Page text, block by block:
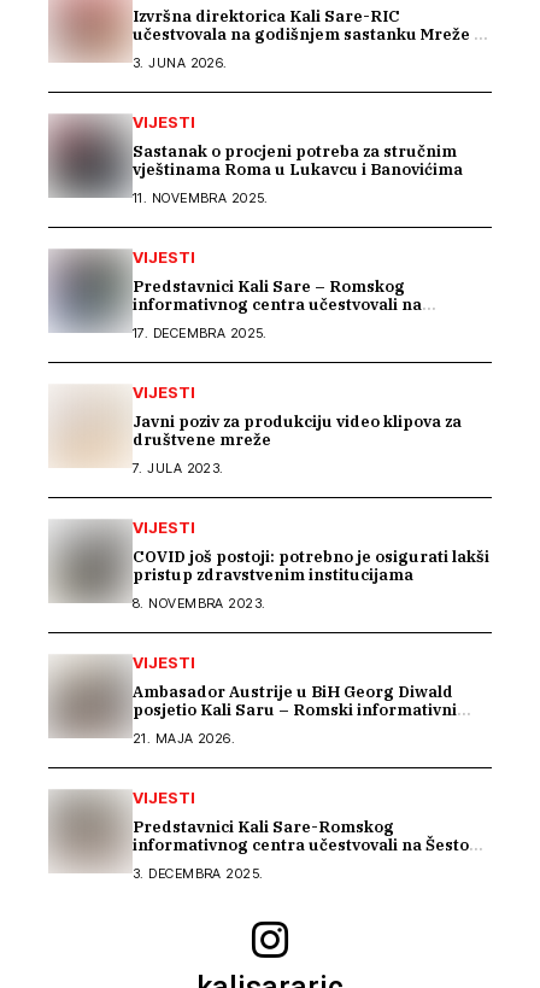
Izvršna direktorica Kali Sare-RIC
učestvovala na godišnjem sastanku Mreže za
3. JUNA 2026.
VIJESTI
Sastanak o procjeni potreba za stručnim
vještinama Roma u Lukavcu i Banovićima
11. NOVEMBRA 2025.
VIJESTI
Predstavnici Kali Sare – Romskog
informativnog centra učestvovali na
programa o rodnoj ravnopravnosti i
socijalnoj zaštiti
17. DECEMBRA 2025.
VIJESTI
Javni poziv za produkciju video klipova za
društvene mreže
7. JULA 2023.
VIJESTI
COVID još postoji: potrebno je osigurati lakši
pristup zdravstvenim institucijama
8. NOVEMBRA 2023.
VIJESTI
Ambasador Austrije u BiH Georg Diwald
posjetio Kali Saru – Romski informativni
21. MAJA 2026.
VIJESTI
Predstavnici Kali Sare-Romskog
informativnog centra učestvovali na Šestom
3. DECEMBRA 2025.